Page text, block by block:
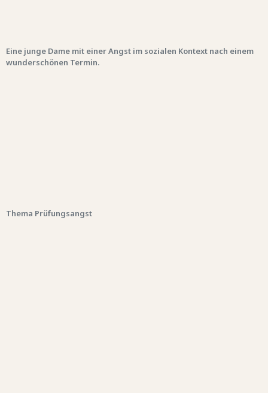
Eine junge Dame mit einer Angst im sozialen Kontext nach einem
wunderschönen Termin.
Thema Prüfungsangst